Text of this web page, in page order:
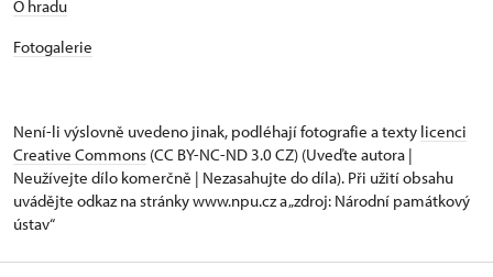
O hradu
Fotogalerie
Není-li výslovně uvedeno jinak, podléhají fotografie a texty licenci
Creative Commons (CC BY-NC-ND 3.0 CZ) (Uveďte autora |
Neužívejte dílo komerčně | Nezasahujte do díla). Při užití obsahu
uvádějte odkaz na stránky www.npu.cz a „zdroj: Národní památkový
ústav“